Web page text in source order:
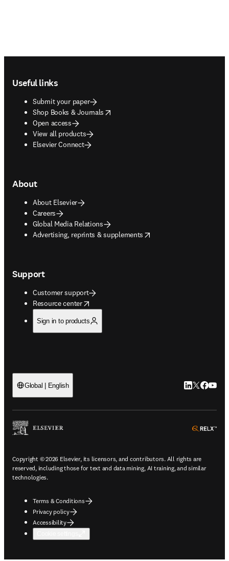
Useful links
Submit your paper
Shop Books & Journals
opens in new tab/window
Open access
View all products
Elsevier Connect
About
About Elsevier
Careers
Global Media Relations
Advertising, reprints & supplements
opens in new tab/window
Support
Customer support
Resource center
opens in new tab/window
Sign in to products
Global | English LinkedIn
Twitter
Copyright © 2026 Elsevier, its licensors, and contributors. All rights are
reserved, including those for text and data mining, AI training, and similar
technologies.
Terms & Conditions
Privacy policy
Accessibility